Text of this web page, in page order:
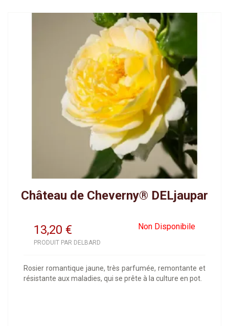
Château de Cheverny® DELjaupar
13,20 Non Disponibile
€
PRODUIT PAR DELBARD
Rosier romantique jaune, très parfumée, remontante et
résistante aux maladies, qui se prête à la culture en pot.